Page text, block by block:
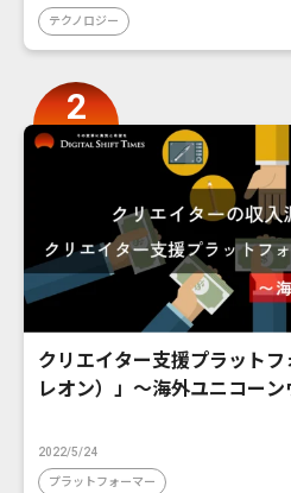
テクノロジー
クリエイター支援プラット
レオン）」〜海外ユニコー
2022/5/24
プラットフォーマー